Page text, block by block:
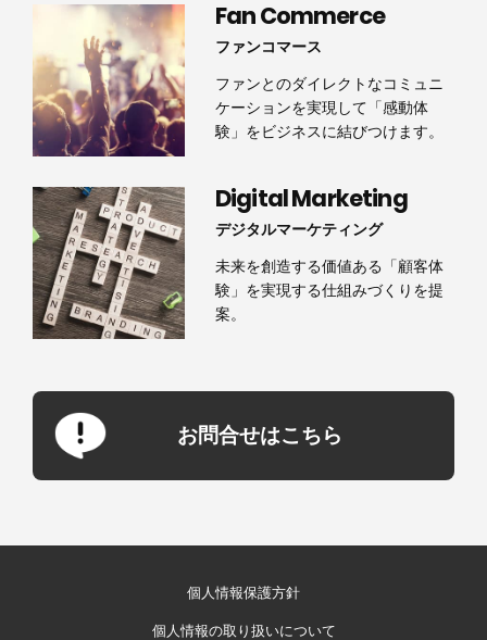
Fan Commerce
ファンコマース
ファンとのダイレクトなコミュニ
ケーションを実現して「感動体
験」をビジネスに結びつけます。
Digital Marketing
デジタルマーケティング
未来を創造する価値ある「顧客体
験」を実現する仕組みづくりを提
案。
お問合せはこちら
個人情報保護方針
個人情報の取り扱いについて